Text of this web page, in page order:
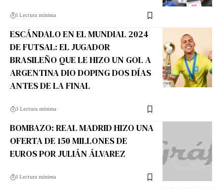
1 Lectura mínima
ESCÁNDALO EN EL MUNDIAL 2024
DE FUTSAL: EL JUGADOR
BRASILEÑO QUE LE HIZO UN GOL A
ARGENTINA DIO DOPING DOS DÍAS
ANTES DE LA FINAL
3 Lectura mínima
BOMBAZO: REAL MADRID HIZO UNA
OFERTA DE 150 MILLONES DE
EUROS POR JULIÁN ÁLVAREZ
1 Lectura mínima